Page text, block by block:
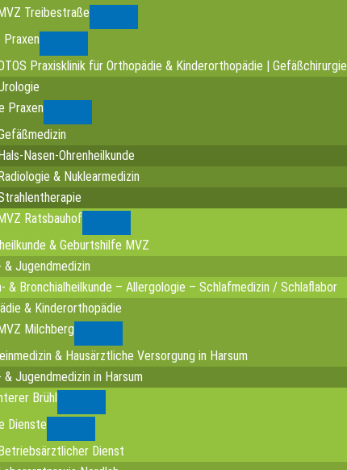
Treibestraße
Praxen
Praxisklinik für Orthopädie & Kinderorthopädie | Gefäßchirurgie
Praxen
Nasen-Ohrenheilkunde
& Nuklearmedizin
Ratsbauhof
& Geburtshilfe MVZ
& Jugendmedizin
& Bronchialheilkunde – Allergologie – Schlafmedizin / Schlaflabor
& Kinderorthopädie
Milchberg
& Hausärztliche Versorgung in Harsum
& Jugendmedizin in Harsum
Brühl
Dienste
Dienst